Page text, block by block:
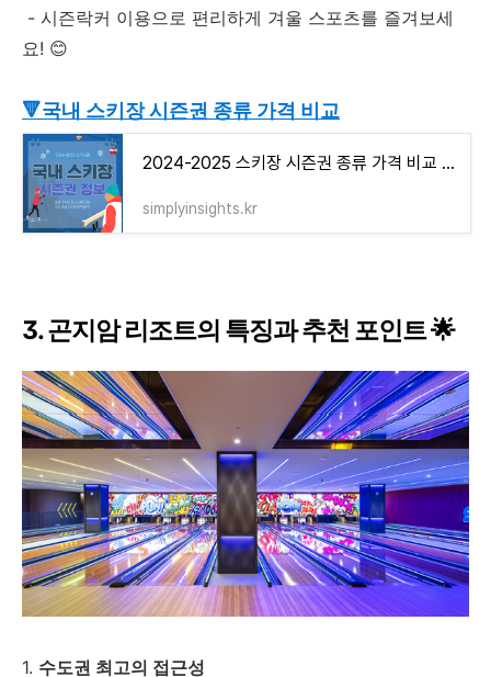
- 시즌락커 이용으로 편리하게 겨울 스포츠를 즐겨보세
요! 😊
🔻국내 스키장 시즌권 종류 가격 비교
2024-2025 스키장 시즌권 종류 가격 비교 총정리
simplyinsights.kr
3. 곤지암 리조트의 특징과 추천 포인트 🌟
1. 수도권 최고의 접근성